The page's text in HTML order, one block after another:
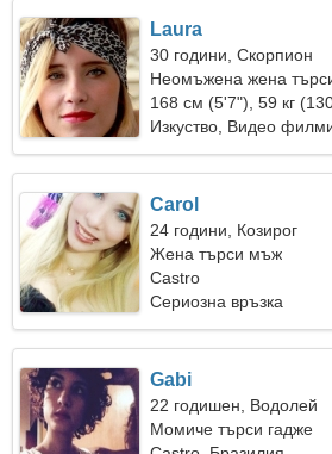
Laura
30 години, Скорпион
Неомъжена жена
168 см (5'7"), 59 кг
Изкуство, Видео
Carol
24 години, Козирог
Жена търси мъж
Castro
Сериозна връзка
Gabi
22 годишен, Водолей
Момиче търси гадже